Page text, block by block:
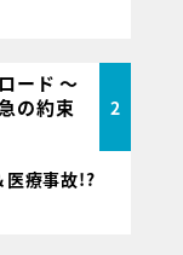
ード ～
の約束
2
療事故!?